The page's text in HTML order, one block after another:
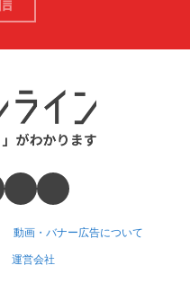
動画・バナー広告について
運営会社